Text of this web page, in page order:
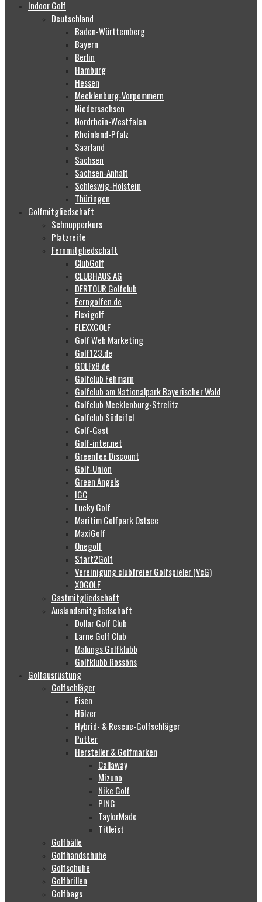
Indoor Golf
Deutschland
Baden-Württemberg
Bayern
Berlin
Hamburg
Hessen
Mecklenburg-Vorpommern
Niedersachsen
Nordrhein-Westfalen
Rheinland-Pfalz
Saarland
Sachsen
Sachsen-Anhalt
Schleswig-Holstein
Thüringen
Golfmitgliedschaft
Schnupperkurs
Platzreife
Fernmitgliedschaft
ClubGolf
CLUBHAUS AG
DERTOUR Golfclub
Ferngolfen.de
Flexigolf
FLEXXGOLF
Golf Web Marketing
Golf123.de
GOLFx8.de
Golfclub Fehmarn
Golfclub am Nationalpark Bayerischer Wald
Golfclub Mecklenburg-Strelitz
Golfclub Südeifel
Golf-Gast
Golf-inter.net
Greenfee Discount
Golf-Union
Green Angels
IGC
Lucky Golf
Maritim Golfpark Ostsee
MaxiGolf
Onegolf
Start2Golf
Vereinigung clubfreier Golfspieler (VcG)
XOGOLF
Gastmitgliedschaft
Auslandsmitgliedschaft
Dollar Golf Club
Larne Golf Club
Malungs Golfklubb
Golfklubb Rossöns
Golfausrüstung
Golfschläger
Eisen
Hölzer
Hybrid- & Rescue-Golfschläger
Putter
Hersteller & Golfmarken
Callaway
Mizuno
Nike Golf
PING
TaylorMade
Titleist
Golfbälle
Golfhandschuhe
Golfschuhe
Golfbrillen
Golfbags